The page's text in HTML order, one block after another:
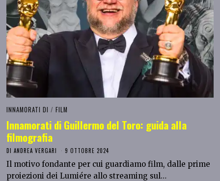
INNAMORATI DI / FILM
Innamorati di Guillermo del Toro: guida alla
filmografia
DIANDREA VERGARI 9 OTTOBRE 2024
Il motivo fondante per cui guardiamo film, dalle prime
proiezioni dei Lumiére allo streaming sul…